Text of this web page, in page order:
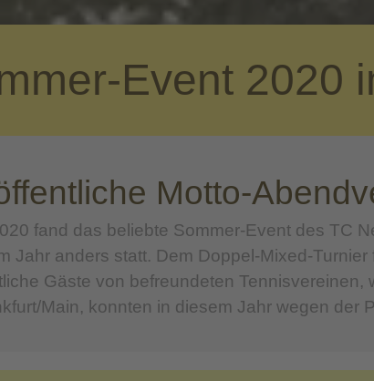
Event 2020
Motto-
fand das beliebte Sommer-Event des TC
Jahr anders statt. Dem Doppel-Mixed-
Gäste von befreundeten Tennisvereinen,
Main, konnten in diesem Jahr wegen der